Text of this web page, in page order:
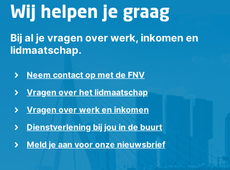
Wij helpen je graag
Bij al je vragen over werk, inkomen en
lidmaatschap.
Neem contact op met de FNV
Vragen over het lidmaatschap
Vragen over werk en inkomen
Dienstverlening bij jou in de buurt
Meld je aan voor onze nieuwsbrief